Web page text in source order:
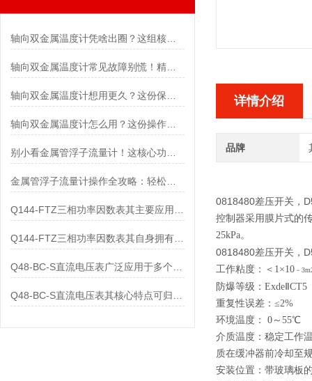
轴向双金属温度计凭啥出圈？这组核心特点给出了答案
轴向双金属温度计常见故障别慌！精准定位，轻松搞定难题
轴向双金属温度计怎么用？这份操作指南，新手也能快速拿捏！
金属管浮子流量计操作全攻略：轻松拿捏，精准掌控每一步！
Q144-FTZ三相功率因数表其自身拥有怎样的功能呢？
详情介绍
品牌
0818480差压开关，
控制器采用膜片式的
25kPa。
0818480差压开关，
工作粘度：＜1×10 －
防爆等级：Exde CT5
重复性误差：≤2%
环境温度： 0～55℃
介质温度：稳定工作
质在缓冲器前冷却至
安装位置：带玻璃板